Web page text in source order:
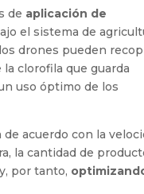
de aplicación de
el sistema de
drones pueden
clorofila que guarda
uso óptimo de los
acuerdo con la
la cantidad de
por tanto,